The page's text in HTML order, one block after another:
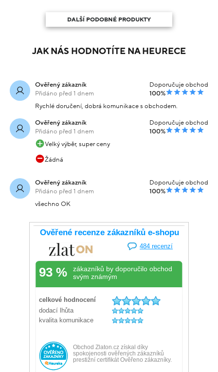
DALŠÍ PODOBNÉ PRODUKTY
JAK NÁS HODNOTÍTE NA HEURECE
Ověřený zákazník
Přidáno před 1 dnem
Doporučuje obchod
100%
Rychlé doručení, dobrá komunikace s obchodem.
Ověřený zákazník
Přidáno před 1 dnem
Doporučuje obchod
100%
Velký výběr, super ceny
Žádná
Ověřený zákazník
Přidáno před 1 dnem
Doporučuje obchod
100%
všechno OK